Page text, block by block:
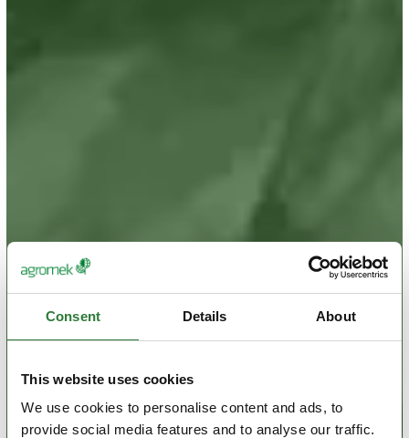
Consent Details About
This website uses cookies
We use cookies to personalise content and ads, to
provide social media features and to analyse our traffic.